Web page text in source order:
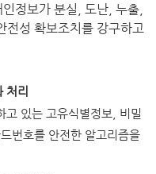
정보가 분실, 도난, 누출,
전성 확보조치를 강구하고
처리
고 있는 고유식별정보, 비밀
번호를 안전한 알고리즘을